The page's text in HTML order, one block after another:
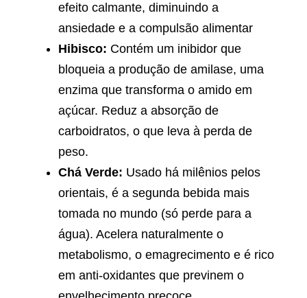
efeito calmante, diminuindo a
ansiedade e a compulsão alimentar
Hibisco: Contém um inibidor que
bloqueia a produção de amilase, uma
enzima que transforma o amido em
açúcar. Reduz a absorção de
carboidratos, o que leva à perda de
peso.
Chá Verde: Usado há milênios pelos
orientais, é a segunda bebida mais
tomada no mundo (só perde para a
água). Acelera naturalmente o
metabolismo, o emagrecimento e é rico
em anti-oxidantes que previnem o